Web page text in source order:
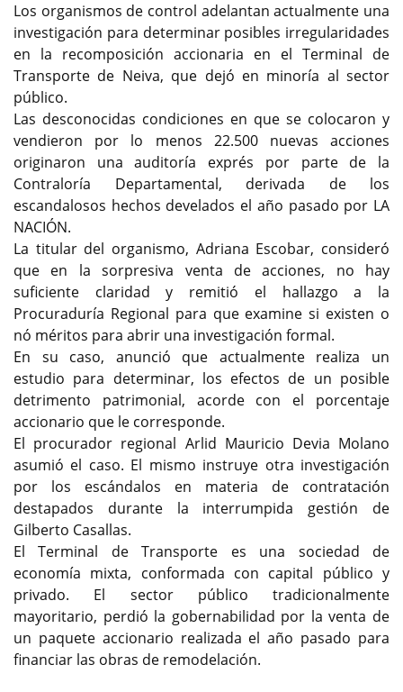
Los organismos de control adelantan actualmente una
investigación para determinar posibles irregularidades
en la recomposición accionaria en el Terminal de
Transporte de Neiva, que dejó en minoría al sector
público.
Las desconocidas condiciones en que se colocaron y
vendieron por lo menos 22.500 nuevas acciones
originaron una auditoría exprés por parte de la
Contraloría Departamental, derivada de los
escandalosos hechos develados el año pasado por LA
NACIÓN.
La titular del organismo, Adriana Escobar, consideró
que en la sorpresiva venta de acciones, no hay
suficiente claridad y remitió el hallazgo a la
Procuraduría Regional para que examine si existen o
nó méritos para abrir una investigación formal.
En su caso, anunció que actualmente realiza un
estudio para determinar, los efectos de un posible
detrimento patrimonial, acorde con el porcentaje
accionario que le corresponde.
El procurador regional Arlid Mauricio Devia Molano
asumió el caso. El mismo instruye otra investigación
por los escándalos en materia de contratación
destapados durante la interrumpida gestión de
Gilberto Casallas.
El Terminal de Transporte es una sociedad de
economía mixta, conformada con capital público y
privado. El sector público tradicionalmente
mayoritario, perdió la gobernabilidad por la venta de
un paquete accionario realizada el año pasado para
financiar las obras de remodelación.